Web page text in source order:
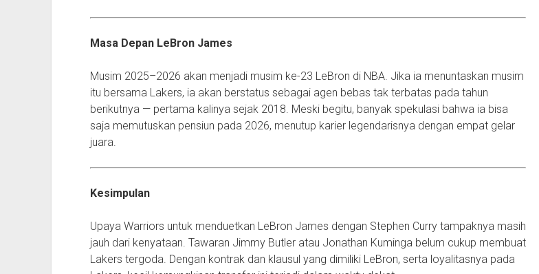
Masa Depan LeBron James
Musim 2025–2026 akan menjadi musim ke-23 LeBron di NBA. Jika ia menuntaskan musim
itu bersama Lakers, ia akan berstatus sebagai agen bebas tak terbatas pada tahun
berikutnya — pertama kalinya sejak 2018. Meski begitu, banyak spekulasi bahwa ia bisa
saja memutuskan pensiun pada 2026, menutup karier legendarisnya dengan empat gelar
juara.
Kesimpulan
Upaya Warriors untuk menduetkan LeBron James dengan Stephen Curry tampaknya masih
jauh dari kenyataan. Tawaran Jimmy Butler atau Jonathan Kuminga belum cukup membuat
Lakers tergoda. Dengan kontrak dan klausul yang dimiliki LeBron, serta loyalitasnya pada